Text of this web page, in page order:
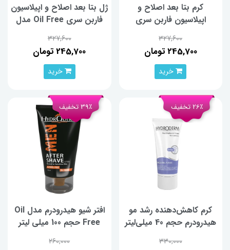
کرم بتا بعد اصلاح و
اپیلاسیون فاربن سری
327,600
245,700 تومان
خرید
ژل بتا بعد اصلاح و اپیلاسیون
فاربن سری Oil Free مدل
327,600
245,700 تومان
خرید
کرم کاهش‌دهنده رشد مو
هیدرودرم حجم 40 میلی‌لیتر
330,000
26٪ تخفیف
افتر شیو هیدرودرم مدل Oil
Free حجم 100 میلی لیتر
260,000
39٪ تخفیف